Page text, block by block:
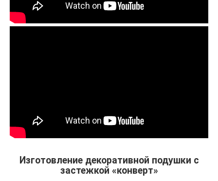
Изготовление декоративной подушки с
застежкой «конверт»